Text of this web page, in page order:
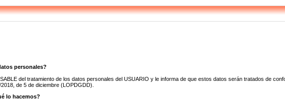
personales?
del tratamiento de los datos personales del USUARIO y le informa de que estos datos serán tratados de
de 5 de diciembre (LOPDGDD).
lo hacemos?